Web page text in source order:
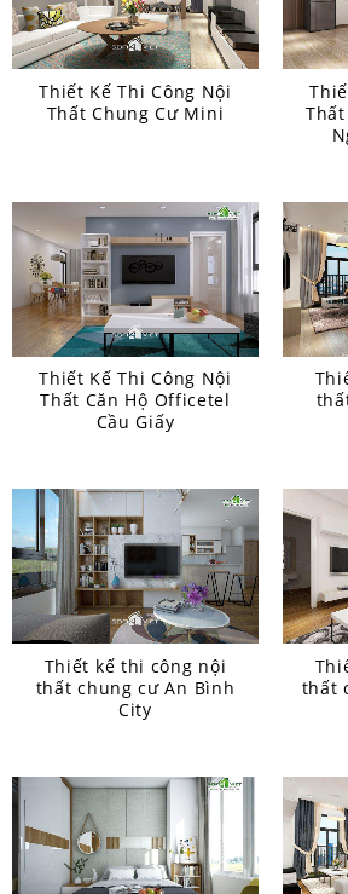
Thiết Kế Thi Công Nội
Thất Chung Cư Mini
Thiết Kế Thi Công Nội
Thất Căn Hộ Officetel
Cầu Giấy
Thiết kế thi công nội
thất chung cư An Bình
City
thất